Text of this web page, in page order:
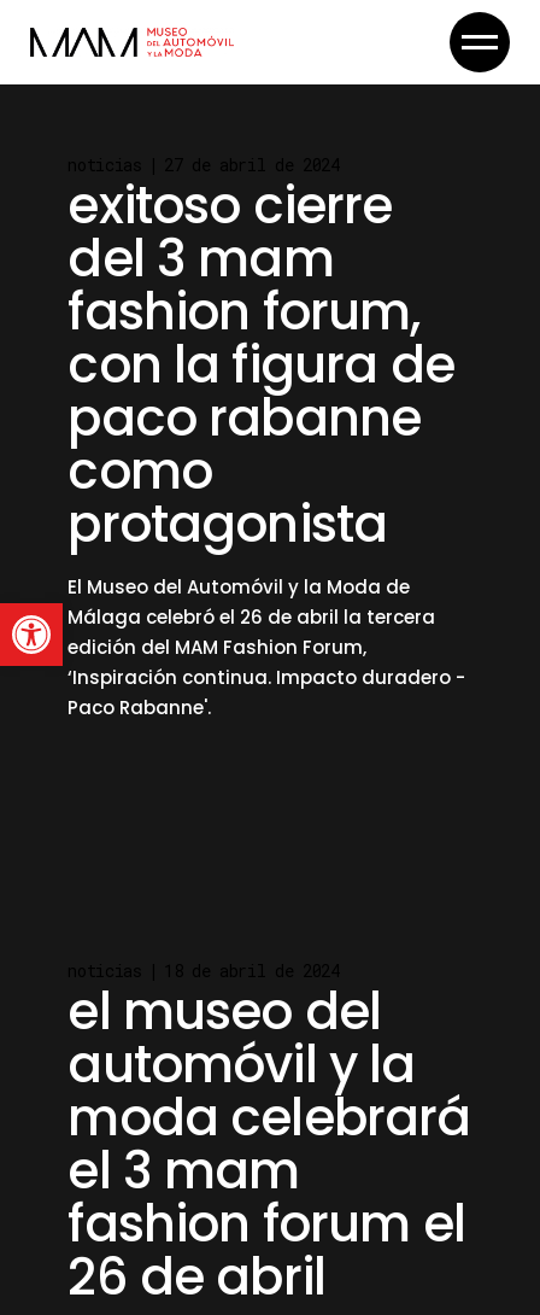
content
exitoso cierre
del 3 mam
fashion forum,
con la figura de
paco rabanne
como
protagonista
El Museo del Automóvil y la Moda de
Málaga celebró el 26 de abril la tercera
edición del MAM Fashion Forum,
‘Inspiración continua. Impacto duradero -
Paco Rabanne'.
el museo del
automóvil y la
moda celebrará
el 3 mam
fashion forum el
26 de abril
Abrir barra de